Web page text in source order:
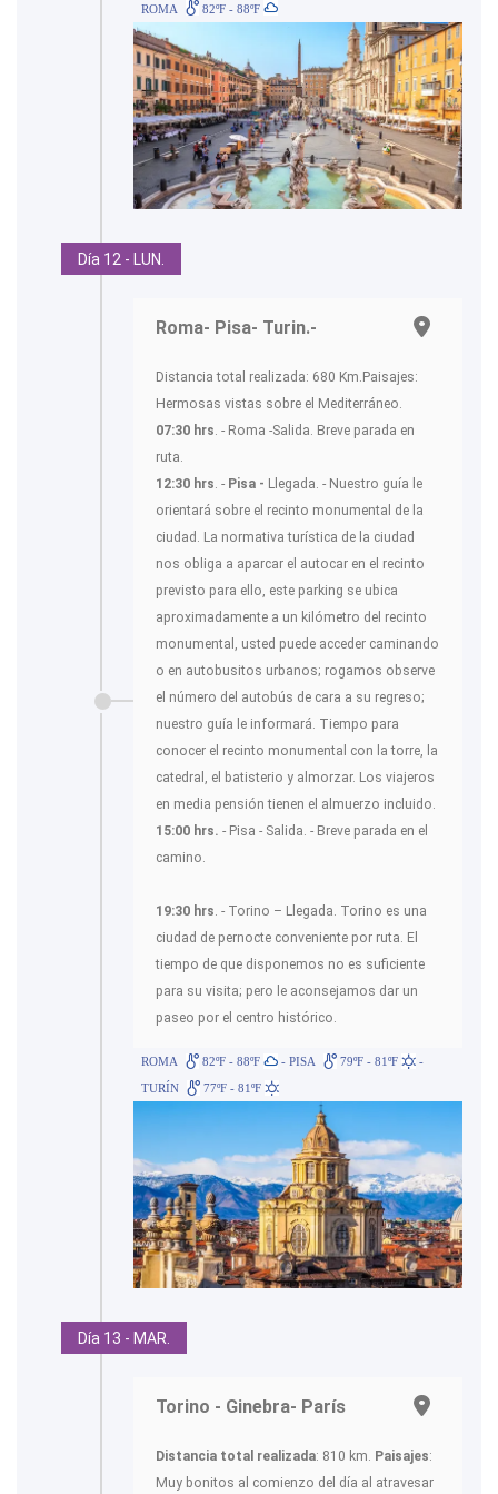
ROMA 82ºF - 88ºF
Día 12 - LUN.
Roma- Pisa- Turin.-
Distancia total realizada: 680 Km.Paisajes:
Hermosas vistas sobre el Mediterráneo.
07:30 hrs . - Roma -Salida. Breve parada en
ruta.
12:30 hrs . - Pisa - Llegada. - Nuestro guía le
orientará sobre el recinto monumental de la
ciudad. La normativa turística de la ciudad
nos obliga a aparcar el autocar en el recinto
previsto para ello, este parking se ubica
aproximadamente a un kilómetro del recinto
monumental, usted puede acceder caminando
o en autobusitos urbanos; rogamos observe
el número del autobús de cara a su regreso;
nuestro guía le informará. Tiempo para
conocer el recinto monumental con la torre, la
catedral, el batisterio y almorzar. Los viajeros
en media pensión tienen el almuerzo incluido.
15:00 hrs. - Pisa - Salida. - Breve parada en el
camino.
19:30 hrs . - Torino – Llegada. Torino es una
ciudad de pernocte conveniente por ruta. El
tiempo de que disponemos no es suficiente
para su visita; pero le aconsejamos dar un
paseo por el centro histórico.
ROMA 82ºF - 88ºF - PISA 79ºF - 81ºF
-
TURÍN
77ºF - 81ºF
Día 13 - MAR.
Torino - Ginebra- París
Distancia total realizada: 810 km. Paisajes:
Muy bonitos al comienzo del día al atravesar